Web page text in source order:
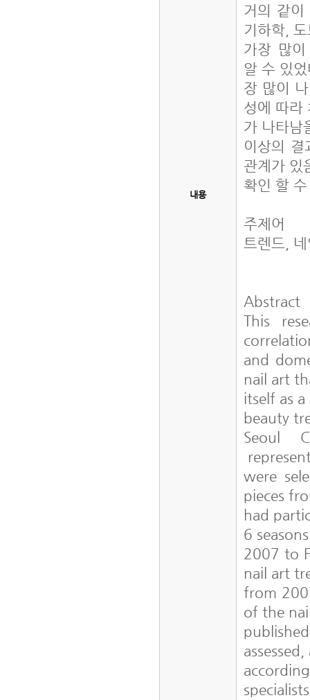
내용
거의 같
기하학,
가장 많
알 수 있
장 많이
성에 따라
가 나타남
이상의
관계가 있
확인 할
주제어
트렌드,
Abstract
This
and
nail art
itself as
beauty
Seoul
were
pieces
had
6
2007 to
nail art
from
of the